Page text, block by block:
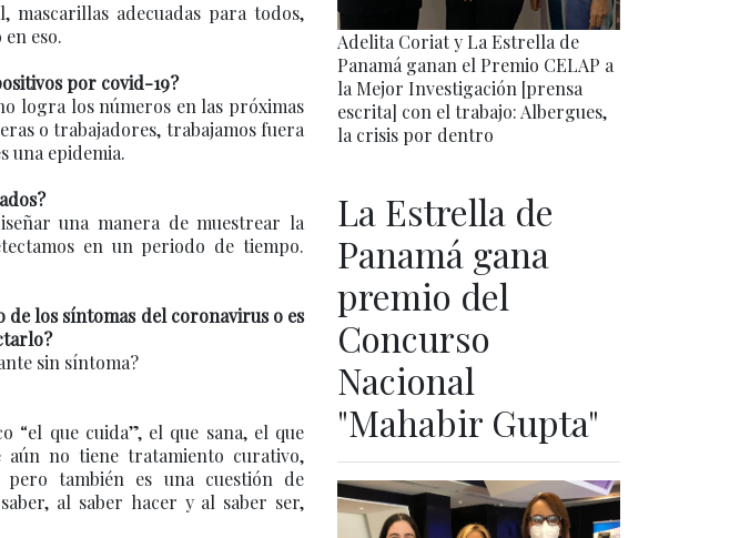
adecuadas para todos,
eso.
por covid-19?
logra los números en las próximas
o trabajadores, trabajamos fuera
una epidemia.
una manera de muestrear la
en un periodo de tiempo.
de los síntomas del coronavirus o es
sin síntoma?
“el que cuida”, el que sana, el que
aún no tiene tratamiento curativo,
también es una cuestión de
al saber hacer y al saber ser,
Adelita Coriat y La Estrella de
Panamá ganan el Premio CELAP a
la Mejor Investigación [prensa
escrita] con el trabajo: Albergues,
la crisis por dentro
La Estrella de
Panamá gana
premio del
Concurso
Nacional
"Mahabir Gupta"